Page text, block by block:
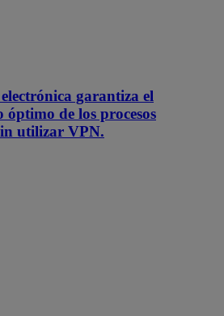
garantiza el
de los procesos
utilizar VPN.